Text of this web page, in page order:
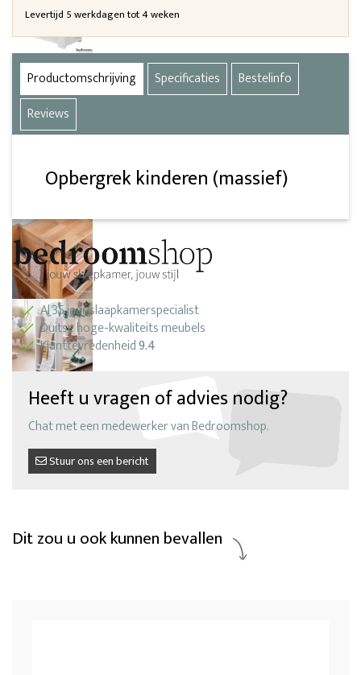
Levertijd 5 werkdagen tot 4 weken
Productomschrijving Specificaties
Bestelinfo
Reviews
Opbergrek kinderen (massief)
Al 35 jaar slaapkamerspecialist
Duitse hoge-kwaliteits meubels
Klanttevredenheid9.4
Heeft u vragen of advies nodig?
Chat met een medewerker van Bedroomshop.
Stuur ons een bericht
Dit zou u ook kunnen bevallen